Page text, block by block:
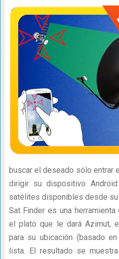
buscar el deseado sólo entrar
dirigir su dispositivo
satélites disponibles desde
Sat Finder es una
el plato que le dará Azimut,
para su ubicación (basado
lista. El resultado se